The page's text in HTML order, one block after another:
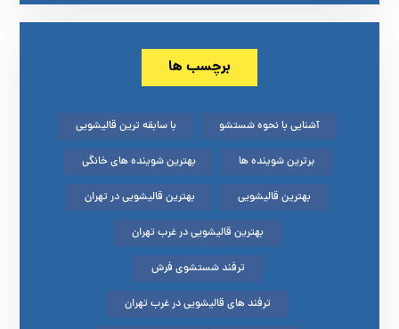
برچسب ها
آشنایی با نحوه شستشو با سابقه ترین قالیشویی
برترین شوینده ها بهترین شوینده های خانگی
بهترین قالیشویی بهترین قالیشویی در تهران
بهترین قالیشویی در غرب تهران
ترفند شستشوی فرش
ترفند های قالیشویی در غرب تهران